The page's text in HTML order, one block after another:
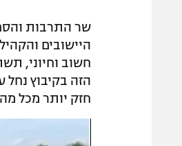
שר התרבות
היישובים
חשוב וחיוני,
הזה בקיבוץ נחל
חזק יותר מכל